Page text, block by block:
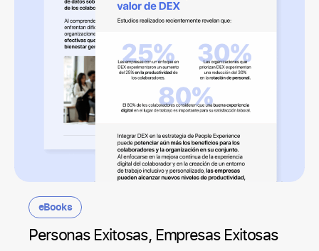
eBooks
Personas Exitosas, Empresas Exitosas